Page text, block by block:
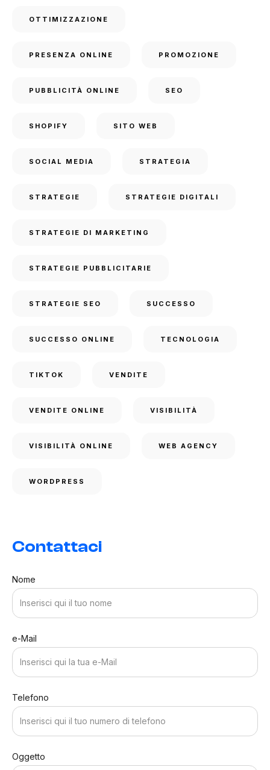
OTTIMIZZAZIONE
PRESENZA ONLINE PROMOZIONE
PUBBLICITÀ ONLINE SEO
SHOPIFY SITO WEB
SOCIAL MEDIA STRATEGIA
STRATEGIE STRATEGIE DIGITALI
STRATEGIE DI MARKETING
STRATEGIE PUBBLICITARIE
STRATEGIE SEO SUCCESSO
SUCCESSO ONLINE TECNOLOGIA
TIKTOK VENDITE
VENDITE ONLINE VISIBILITÀ
VISIBILITÀ ONLINE WEB AGENCY
WORDPRESS
Contattaci
Nome
e-Mail
Telefono
Oggetto